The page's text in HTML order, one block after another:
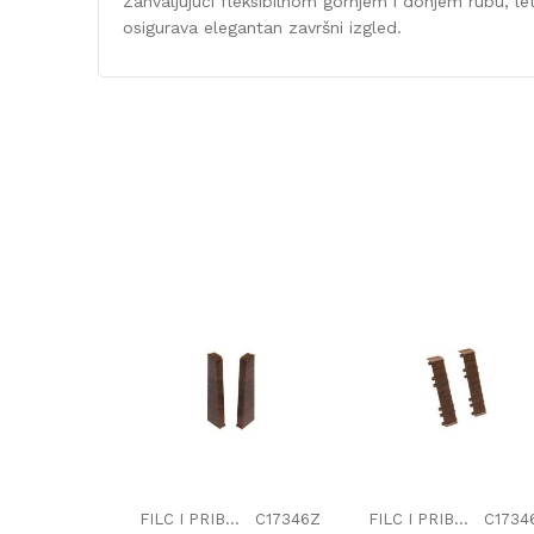
osigurava elegantan završni izgled.
Naziv proizvođača
FILC I PRIBOR C17346Z FILC I PRIBOR